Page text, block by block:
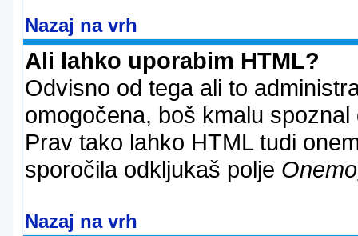
Nazaj na vrh
Ali lahko uporabim HTML?
Odvisno od tega ali to
omogočena, boš kmalu
Prav tako lahko HTML tudi
sporočila odkljukaš polje
Nazaj na vrh